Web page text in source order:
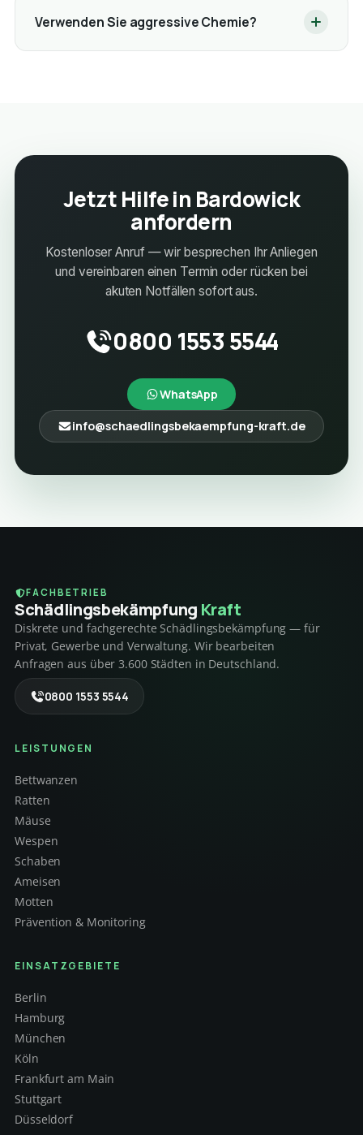
Verwenden Sie aggressive Chemie?
Jetzt Hilfe in Bardowick
anfordern
Kostenloser Anruf — wir besprechen Ihr Anliegen
und vereinbaren einen Termin oder rücken bei
akuten Notfällen sofort aus.
0800 1553 5544
WhatsApp
info@schaedlingsbekaempfung-kraft.de
FACHBETRIEB
Schädlings­bekämpfung Kraft
Diskrete und fachgerechte Schädlingsbekämpfung — für
Privat, Gewerbe und Verwaltung. Wir bearbeiten
Anfragen aus über 3.600 Städten in Deutschland.
0800 1553 5544
LEISTUNGEN
Bettwanzen
Ratten
Mäuse
Wespen
Schaben
Ameisen
Motten
Prävention & Monitoring
EINSATZGEBIETE
Berlin
Hamburg
München
Köln
Frankfurt am Main
Stuttgart
Düsseldorf